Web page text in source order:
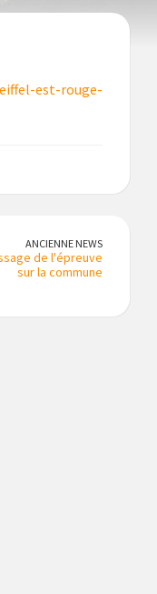
est-rouge-
ANCIENNE NEWS
de l'épreuve
sur la commune